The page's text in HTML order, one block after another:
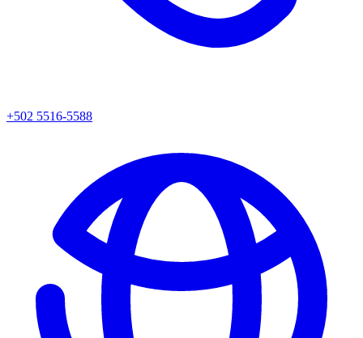
+502 5516-5588